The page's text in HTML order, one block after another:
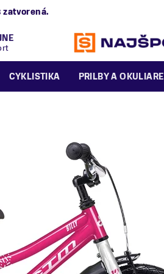
zatvorená.
CYKLISTIKA PRILBY A OKULIARE